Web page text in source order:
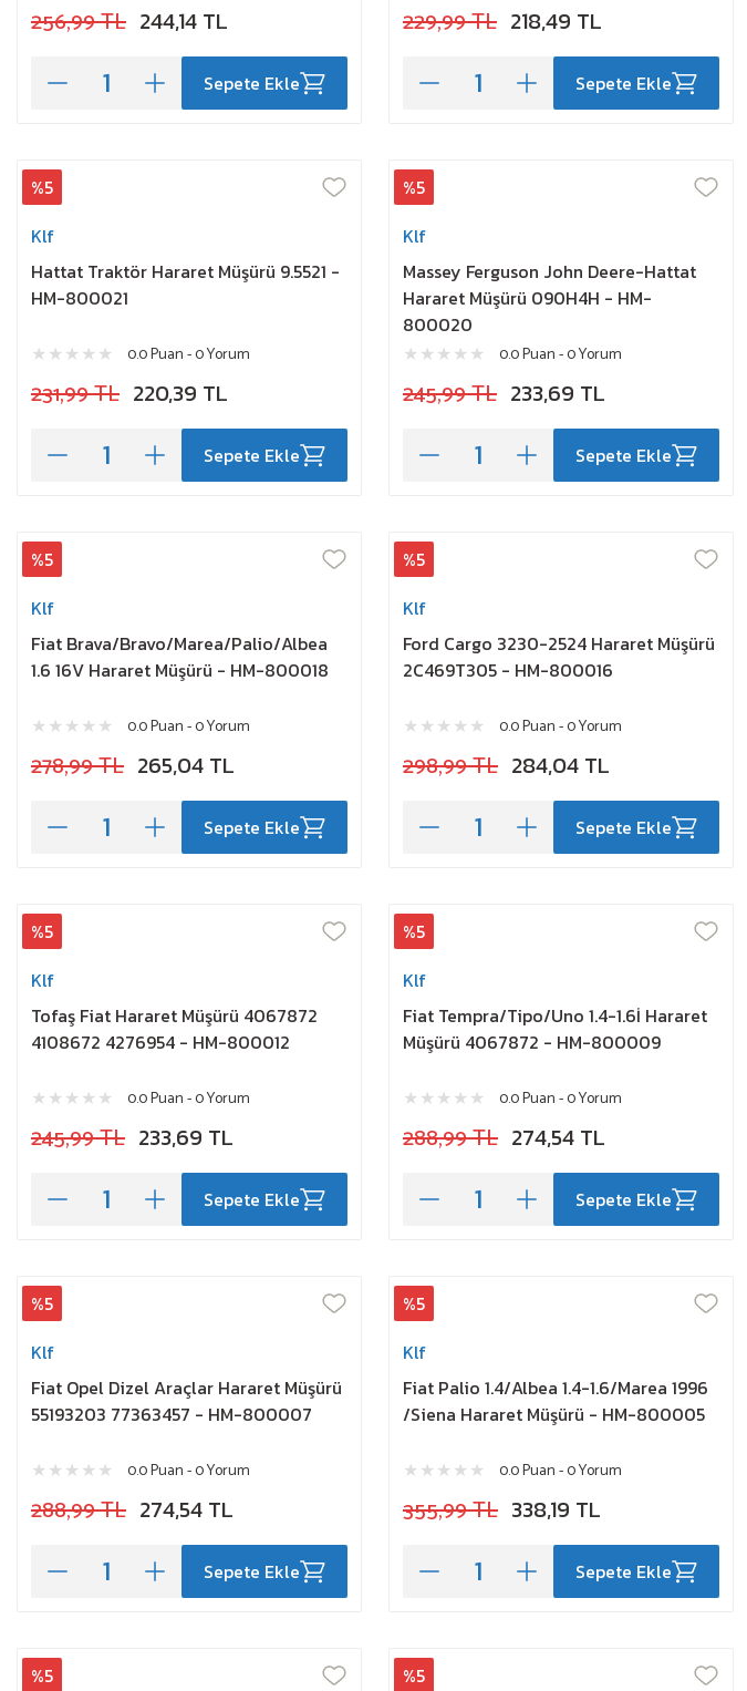
256,99 TL 244,14 TL
Sepete Ekle
229,99 TL 218,49 TL
Sepete Ekle
%5
Klf
Hattat Traktör Hararet Müşürü 9.5521 -
HM-800021
0.0 Puan - 0 Yorum
231,99 TL 220,39 TL
Sepete Ekle
%5
Klf
Massey Ferguson John Deere-Hattat
Hararet Müşürü 090H4H - HM-
800020
0.0 Puan - 0 Yorum
245,99 TL 233,69 TL
Sepete Ekle
%5
Klf
Fiat Brava/Bravo/Marea/Palio/Albea
1.6 16V Hararet Müşürü - HM-800018
0.0 Puan - 0 Yorum
278,99 TL 265,04 TL
Sepete Ekle
%5
Klf
Ford Cargo 3230-2524 Hararet Müşürü
2C469T305 - HM-800016
0.0 Puan - 0 Yorum
298,99 TL 284,04 TL
Sepete Ekle
%5
Klf
Tofaş Fiat Hararet Müşürü 4067872
4108672 4276954 - HM-800012
0.0 Puan - 0 Yorum
245,99 TL 233,69 TL
Sepete Ekle
%5
Klf
Fiat Tempra/Tipo/Uno 1.4-1.6İ Hararet
Müşürü 4067872 - HM-800009
0.0 Puan - 0 Yorum
288,99 TL 274,54 TL
Sepete Ekle
%5
Klf
Fiat Opel Dizel Araçlar Hararet Müşürü
55193203 77363457 - HM-800007
0.0 Puan - 0 Yorum
288,99 TL 274,54 TL
Sepete Ekle
%5
Klf
Fiat Palio 1.4/Albea 1.4-1.6/Marea 1996
/Siena Hararet Müşürü - HM-800005
0.0 Puan - 0 Yorum
355,99 TL 338,19 TL
Sepete Ekle
%5 %5